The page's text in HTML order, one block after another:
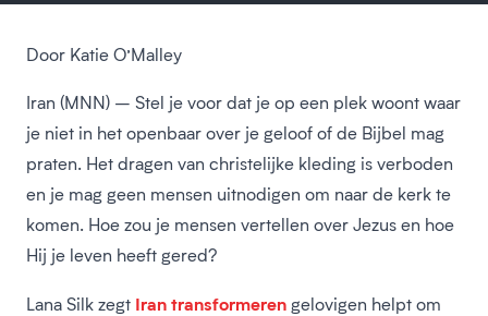
Door Katie O’Malley
Iran (MNN) – Stel je voor dat je op een plek woont waar
je niet in het openbaar over je geloof of de Bijbel mag
praten. Het dragen van christelijke kleding is verboden
en je mag geen mensen uitnodigen om naar de kerk te
komen. Hoe zou je mensen vertellen over Jezus en hoe
Hij je leven heeft gered?
Lana Silk zegt Iran transformerengelovigen helpt om